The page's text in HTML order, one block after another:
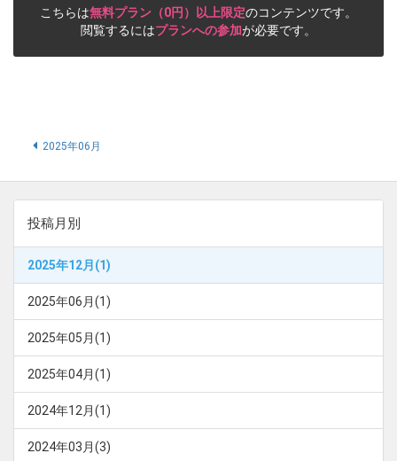
こちらは無料プラン（0円）以上限定のコンテンツです。
閲覧するにはプランへの参加が必要です。
2025年06月
投稿月別
2025年12月(1)
2025年06月(1)
2025年05月(1)
2025年04月(1)
2024年12月(1)
2024年03月(3)